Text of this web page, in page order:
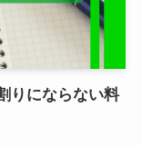
りにならない料